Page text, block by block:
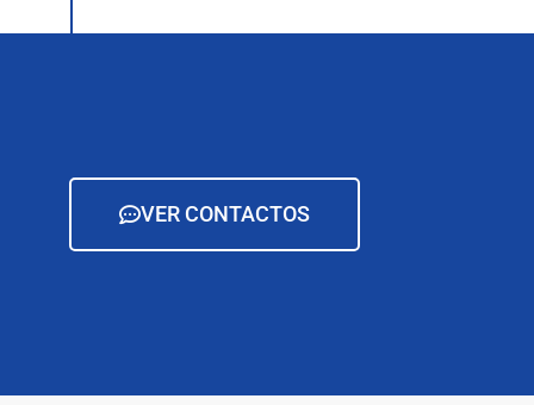
VER CONTACTOS